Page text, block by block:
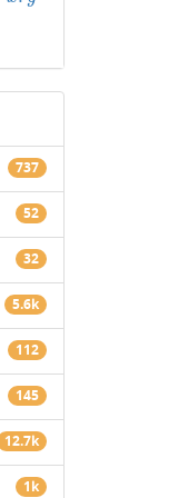
737
52
32
5.6k
112
145
12.7k
1k